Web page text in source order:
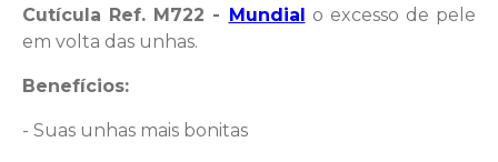
Cutícula Ref. M722 - Mundial o excesso de pele
em volta das unhas.
Benefícios:
- Suas unhas mais bonitas